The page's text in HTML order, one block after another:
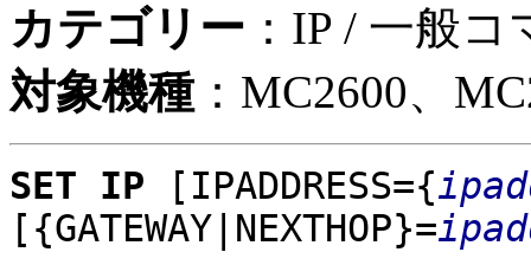
カテゴリー ：IP / 一般
対象機種 ：MC2600、
SET IP [IPADDRESS={
[{GATEWAY|NEXTHOP}=